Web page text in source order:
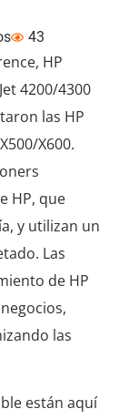
43
HP
4200/4300
las HP
X600.
HP, que
y utilizan un
Las
de HP
las
están aquí